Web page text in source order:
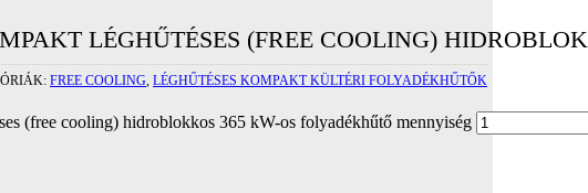
LÉGHŰTÉSES (FREE COOLING)
FREE COOLING, LÉGHŰTÉSES KOMPAKT KÜLTÉRI FOLYADÉKHŰTŐK
(free cooling) hidroblokkos 365 kW-os folyadékhűtő mennyiség